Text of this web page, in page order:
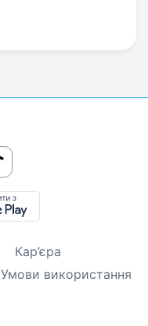
Кар’єра
Умови використання